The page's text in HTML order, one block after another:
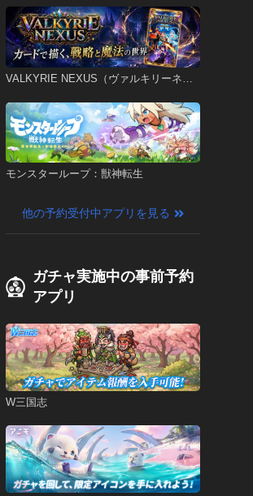
VALKYRIE NEXUS（ヴァルキリーネク
モンスターループ：獣神転生
他の予約受付中アプリを見る
ガチャ実施中の事前予約
アプリ
W三国志